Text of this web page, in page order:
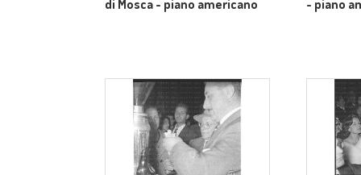
di Mosca - piano americano - piano